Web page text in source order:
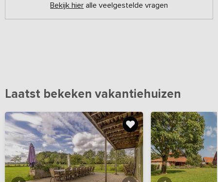
Bekijk hier alle veelgestelde vragen
Laatst bekeken vakantiehuizen